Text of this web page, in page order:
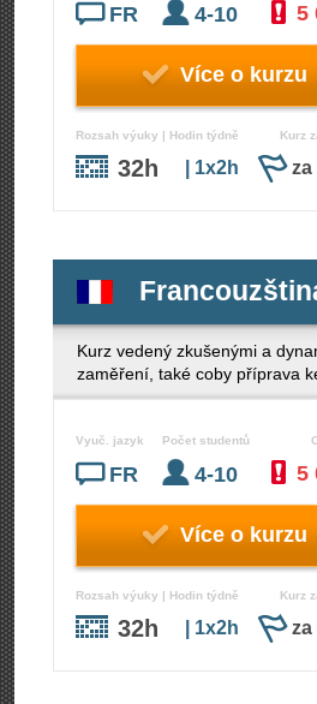
FR 4-10 5
Více o kurzu
Rozsah výuky | Hodin týdně
32h | 1x2h
Kurz
za
Kurz vedený zkušenými a
zaměření, také coby příprava
Vyuč. jazyk
FR
Počet studentů
4-10 5
Více o kurzu
Rozsah výuky | Hodin týdně
32h | 1x2h
Kurz
za